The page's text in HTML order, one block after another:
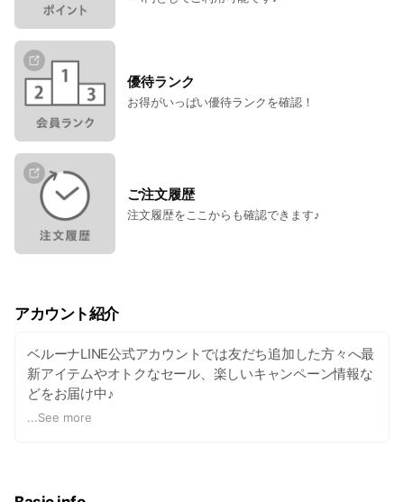
優待ランク
お得がいっぱい優待ランクを確認！
ご注文履歴
注文履歴をここからも確認できます♪
アカウント紹介
ベルーナLINE公式アカウントでは友だち追加した方々へ最
新アイテムやオトクなセール、楽しいキャンペーン情報な
どをお届け中♪
ID連携をするとあなただけのお得なお知らせがゲットでき
...See more